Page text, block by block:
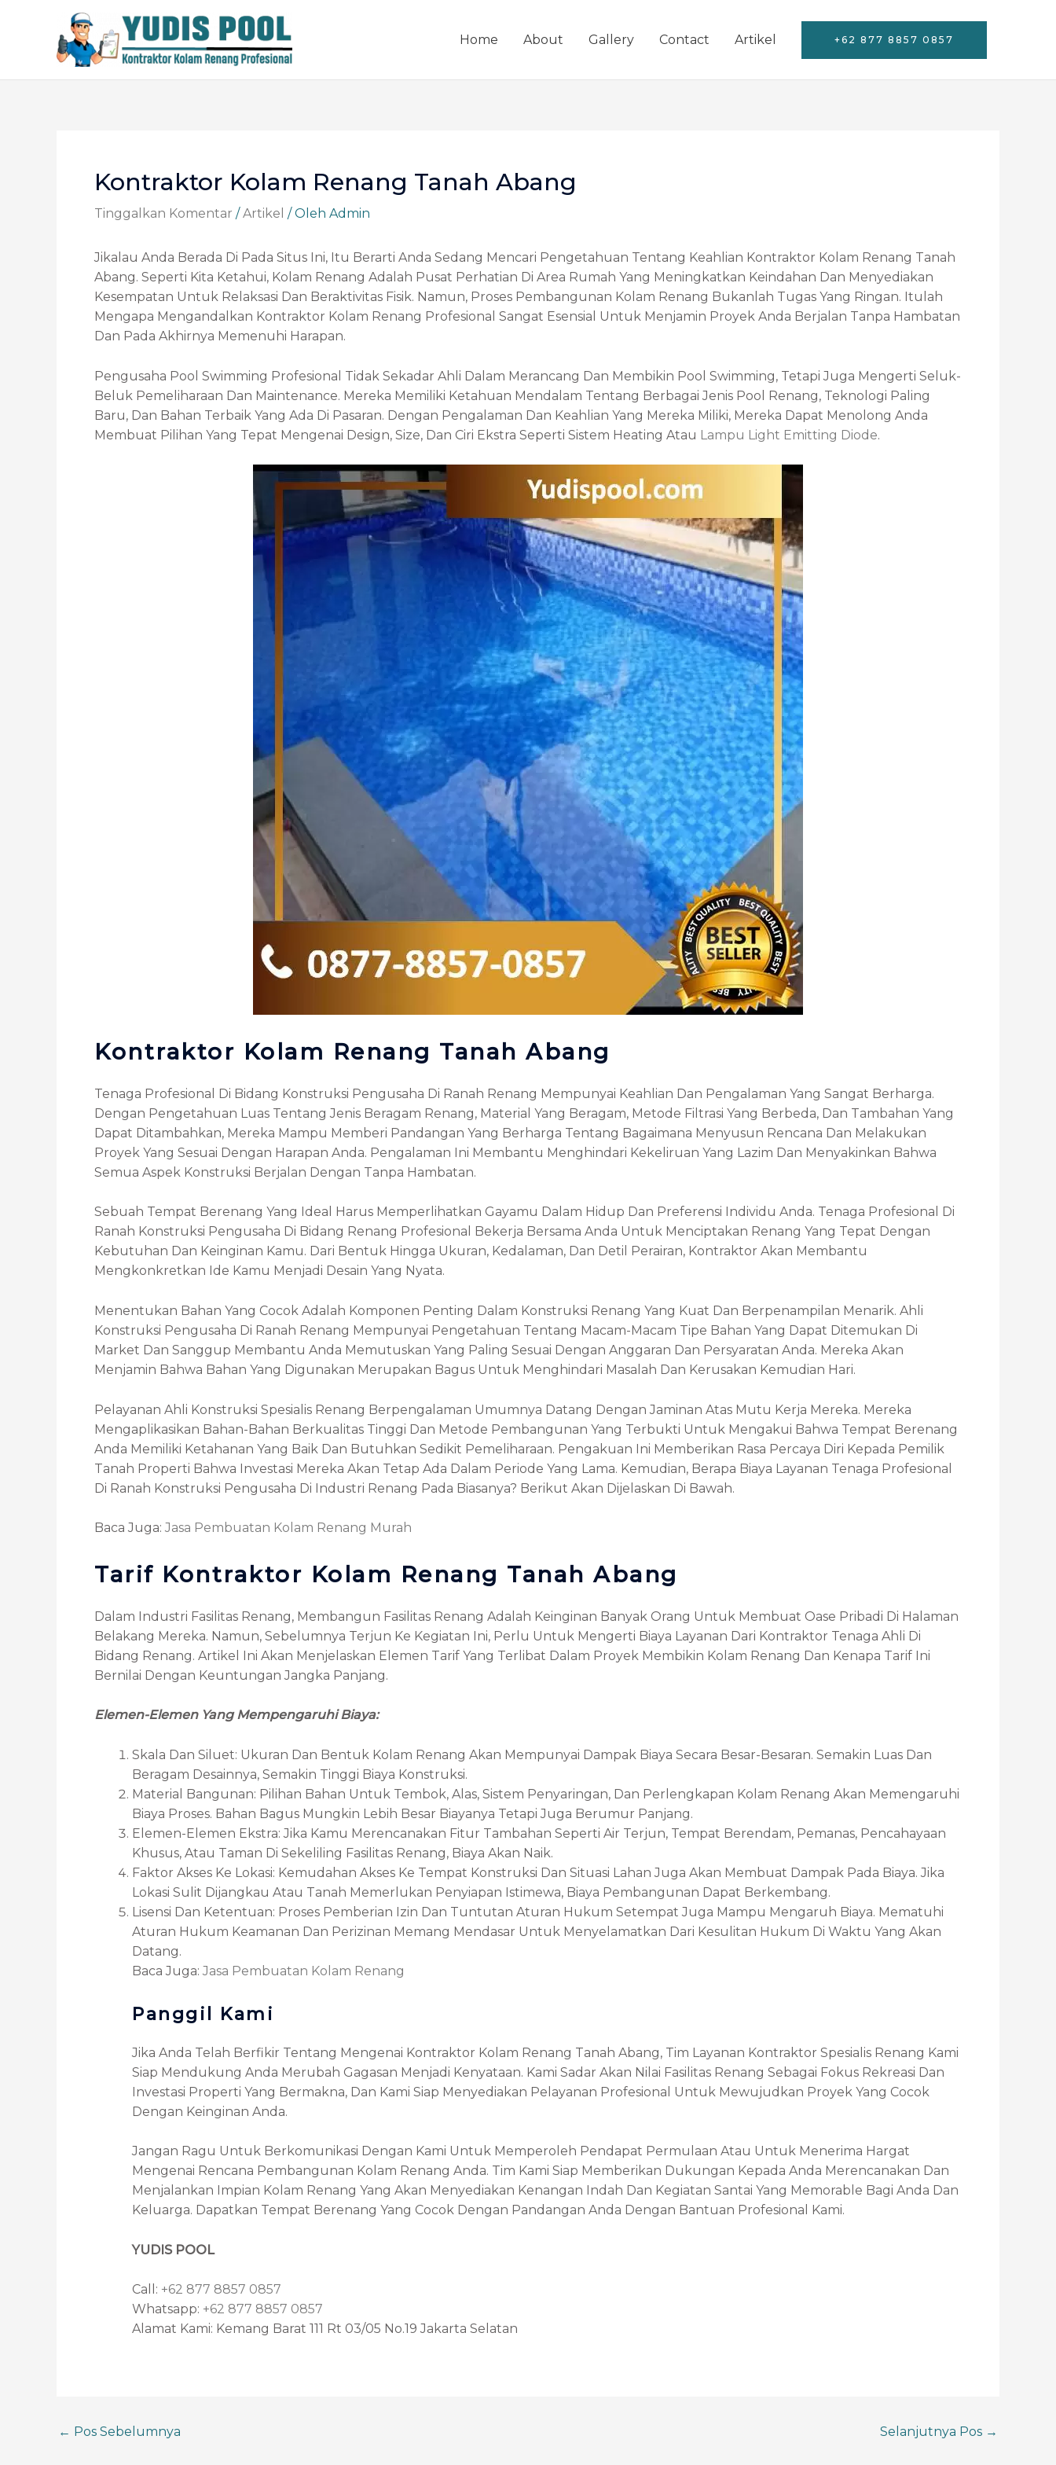
Home About Gallery Contact Artikel +62 877 8857 0857
Kontraktor Kolam Renang Tanah Abang
Tinggalkan Komentar /Artikel / Oleh Admin
Jikalau Anda Berada Di Pada Situs Ini, Itu Berarti Anda Sedang Mencari Pengetahuan Tentang Keahlian Kontraktor Kolam Renang Tanah
Abang. Seperti Kita Ketahui, Kolam Renang Adalah Pusat Perhatian Di Area Rumah Yang Meningkatkan Keindahan Dan Menyediakan
Kesempatan Untuk Relaksasi Dan Beraktivitas Fisik. Namun, Proses Pembangunan Kolam Renang Bukanlah Tugas Yang Ringan. Itulah
Mengapa Mengandalkan Kontraktor Kolam Renang Profesional Sangat Esensial Untuk Menjamin Proyek Anda Berjalan Tanpa Hambatan
Dan Pada Akhirnya Memenuhi Harapan.
Pengusaha Pool Swimming Profesional Tidak Sekadar Ahli Dalam Merancang Dan Membikin Pool Swimming, Tetapi Juga Mengerti Seluk-
Beluk Pemeliharaan Dan Maintenance. Mereka Memiliki Ketahuan Mendalam Tentang Berbagai Jenis Pool Renang, Teknologi Paling
Baru, Dan Bahan Terbaik Yang Ada Di Pasaran. Dengan Pengalaman Dan Keahlian Yang Mereka Miliki, Mereka Dapat Menolong Anda
Membuat Pilihan Yang Tepat Mengenai Design, Size, Dan Ciri Ekstra Seperti Sistem Heating Atau Lampu Light Emitting Diode.
Kontraktor Kolam Renang Tanah Abang
Tenaga Profesional Di Bidang Konstruksi Pengusaha Di Ranah Renang Mempunyai Keahlian Dan Pengalaman Yang Sangat Berharga.
Dengan Pengetahuan Luas Tentang Jenis Beragam Renang, Material Yang Beragam, Metode Filtrasi Yang Berbeda, Dan Tambahan Yang
Dapat Ditambahkan, Mereka Mampu Memberi Pandangan Yang Berharga Tentang Bagaimana Menyusun Rencana Dan Melakukan
Proyek Yang Sesuai Dengan Harapan Anda. Pengalaman Ini Membantu Menghindari Kekeliruan Yang Lazim Dan Menyakinkan Bahwa
Semua Aspek Konstruksi Berjalan Dengan Tanpa Hambatan.
Sebuah Tempat Berenang Yang Ideal Harus Memperlihatkan Gayamu Dalam Hidup Dan Preferensi Individu Anda. Tenaga Profesional Di
Ranah Konstruksi Pengusaha Di Bidang Renang Profesional Bekerja Bersama Anda Untuk Menciptakan Renang Yang Tepat Dengan
Kebutuhan Dan Keinginan Kamu. Dari Bentuk Hingga Ukuran, Kedalaman, Dan Detil Perairan, Kontraktor Akan Membantu
Mengkonkretkan Ide Kamu Menjadi Desain Yang Nyata.
Menentukan Bahan Yang Cocok Adalah Komponen Penting Dalam Konstruksi Renang Yang Kuat Dan Berpenampilan Menarik. Ahli
Konstruksi Pengusaha Di Ranah Renang Mempunyai Pengetahuan Tentang Macam-Macam Tipe Bahan Yang Dapat Ditemukan Di
Market Dan Sanggup Membantu Anda Memutuskan Yang Paling Sesuai Dengan Anggaran Dan Persyaratan Anda. Mereka Akan
Menjamin Bahwa Bahan Yang Digunakan Merupakan Bagus Untuk Menghindari Masalah Dan Kerusakan Kemudian Hari.
Pelayanan Ahli Konstruksi Spesialis Renang Berpengalaman Umumnya Datang Dengan Jaminan Atas Mutu Kerja Mereka. Mereka
Mengaplikasikan Bahan-Bahan Berkualitas Tinggi Dan Metode Pembangunan Yang Terbukti Untuk Mengakui Bahwa Tempat Berenang
Anda Memiliki Ketahanan Yang Baik Dan Butuhkan Sedikit Pemeliharaan. Pengakuan Ini Memberikan Rasa Percaya Diri Kepada Pemilik
Tanah Properti Bahwa Investasi Mereka Akan Tetap Ada Dalam Periode Yang Lama. Kemudian, Berapa Biaya Layanan Tenaga Profesional
Di Ranah Konstruksi Pengusaha Di Industri Renang Pada Biasanya? Berikut Akan Dijelaskan Di Bawah.
Baca Juga: Jasa Pembuatan Kolam Renang Murah
Tarif Kontraktor Kolam Renang Tanah Abang
Dalam Industri Fasilitas Renang, Membangun Fasilitas Renang Adalah Keinginan Banyak Orang Untuk Membuat Oase Pribadi Di Halaman
Belakang Mereka. Namun, Sebelumnya Terjun Ke Kegiatan Ini, Perlu Untuk Mengerti Biaya Layanan Dari Kontraktor Tenaga Ahli Di
Bidang Renang. Artikel Ini Akan Menjelaskan Elemen Tarif Yang Terlibat Dalam Proyek Membikin Kolam Renang Dan Kenapa Tarif Ini
Bernilai Dengan Keuntungan Jangka Panjang.
Elemen-Elemen Yang Mempengaruhi Biaya:
Skala Dan Siluet: Ukuran Dan Bentuk Kolam Renang Akan Mempunyai Dampak Biaya Secara Besar-Besaran. Semakin Luas Dan
Beragam Desainnya, Semakin Tinggi Biaya Konstruksi.
Material Bangunan: Pilihan Bahan Untuk Tembok, Alas, Sistem Penyaringan, Dan Perlengkapan Kolam Renang Akan Memengaruhi
Biaya Proses. Bahan Bagus Mungkin Lebih Besar Biayanya Tetapi Juga Berumur Panjang.
Elemen-Elemen Ekstra: Jika Kamu Merencanakan Fitur Tambahan Seperti Air Terjun, Tempat Berendam, Pemanas, Pencahayaan
Khusus, Atau Taman Di Sekeliling Fasilitas Renang, Biaya Akan Naik.
Faktor Akses Ke Lokasi: Kemudahan Akses Ke Tempat Konstruksi Dan Situasi Lahan Juga Akan Membuat Dampak Pada Biaya. Jika
Lokasi Sulit Dijangkau Atau Tanah Memerlukan Penyiapan Istimewa, Biaya Pembangunan Dapat Berkembang.
Lisensi Dan Ketentuan: Proses Pemberian Izin Dan Tuntutan Aturan Hukum Setempat Juga Mampu Mengaruh Biaya. Mematuhi
Aturan Hukum Keamanan Dan Perizinan Memang Mendasar Untuk Menyelamatkan Dari Kesulitan Hukum Di Waktu Yang Akan
Datang.
Baca Juga: Jasa Pembuatan Kolam Renang
Panggil Kami
Jika Anda Telah Berfikir Tentang Mengenai Kontraktor Kolam Renang Tanah Abang, Tim Layanan Kontraktor Spesialis Renang Kami
Siap Mendukung Anda Merubah Gagasan Menjadi Kenyataan. Kami Sadar Akan Nilai Fasilitas Renang Sebagai Fokus Rekreasi Dan
Investasi Properti Yang Bermakna, Dan Kami Siap Menyediakan Pelayanan Profesional Untuk Mewujudkan Proyek Yang Cocok
Dengan Keinginan Anda.
Jangan Ragu Untuk Berkomunikasi Dengan Kami Untuk Memperoleh Pendapat Permulaan Atau Untuk Menerima Hargat
Mengenai Rencana Pembangunan Kolam Renang Anda. Tim Kami Siap Memberikan Dukungan Kepada Anda Merencanakan Dan
Menjalankan Impian Kolam Renang Yang Akan Menyediakan Kenangan Indah Dan Kegiatan Santai Yang Memorable Bagi Anda Dan
Keluarga. Dapatkan Tempat Berenang Yang Cocok Dengan Pandangan Anda Dengan Bantuan Profesional Kami.
YUDIS POOL
Call: +62 877 8857 0857
Whatsapp: +62 877 8857 0857
Alamat Kami: Kemang Barat 111 Rt 03/05 No.19 Jakarta Selatan
← Pos Sebelumnya Selanjutnya Pos →